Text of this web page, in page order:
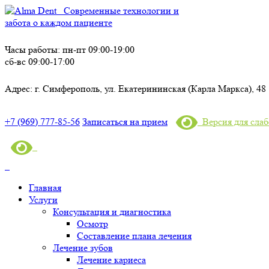
Современные технологии и
забота о каждом пациенте
Часы работы: пн-пт 09:00-19:00
сб-вс 09:00-17:00
Адрес: г. Симферополь, ул. Екатерининская (Карла Маркса), 48
+7 (969) 777-85-56 Записаться на прием Версия для
Главная
Услуги
Консультация и диагностика
Осмотр
Составление плана лечения
Лечение зубов
Лечение кариеса